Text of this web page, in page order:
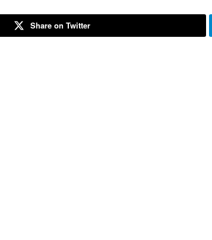
Share on Twitter